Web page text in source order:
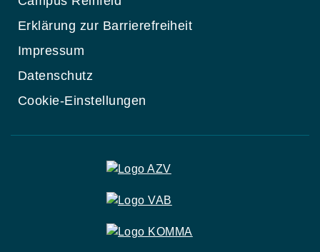
Erklärung zur Barrierefreiheit
Impressum
Datenschutz
Cookie-Einstellungen